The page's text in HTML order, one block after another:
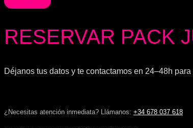
RESERVAR PACK
Déjanos tus datos y te contactamos en 24–48h
¿Necesitas atención inmediata? Llámanos: +34 678 037 618